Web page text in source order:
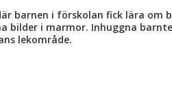
barnen i förskolan fick lära om
bilder i marmor. Inhuggna
lekområde.